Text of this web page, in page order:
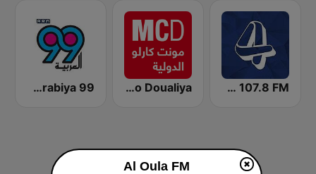
Al Rabia 107.8 FM (راديو الرابعة) Monte Carlo Doualiya Al Arabiya 99 (العربية ٩٩)
Al Oula FM